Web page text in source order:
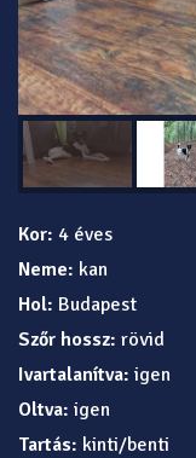
Kor: 4 éves
Neme: kan
Hol: Budapest
Szőr hossz: rövid
Ivartalanítva: igen
Oltva: igen
Tartás: kinti/benti